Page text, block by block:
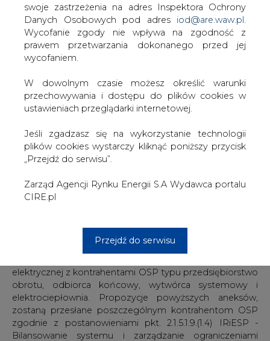
swoje zastrzeżenia na adres Inspektora Ochrony
Danych Osobowych pod adres iod@are.waw.pl
Wycofanie zgody nie wpływa na zgodność z
prawem przetwarzania dokonanego przed jej
wycofaniem.
W dowolnym czasie możesz określić warunki
przechowywania i dostępu do plików cookies w
ustawieniach przeglądarki internetowej.
Jeśli zgadzasz się na wykorzystanie technologii
plików cookies wystarczy kliknąć poniższy przycisk
„Przejdź do serwisu”.
Zarząd Agencji Rynku Energii S.A Wydawca portalu
CIRE.pl
Przejdź do serwisu
Operator Systemu Przesyłowego (OSP) informuje, że w
związku z wejściem w życie z dniem 1 lipca 2007 r. zmian
IRiESP w zakresie dotyczącym rozwiązań Rynku
Bilansującego, dokonanych w związku z wydzieleniem
rynku energii elektrycznej dla wszystkich odbiorców,
wprowadzonych Kartą aktualizacji nr B/3/2007 IRiESP -
Bilansowanie systemu i zarządzanie ograniczeniami
o świadczenie usług przesyłania energii elektrycznej z
kontrahentami OSP typu przedsiębiorstwo obrotu,
odbiorca końcowy, wytwórca systemowy i
aneksów zostały zamieszczone w dniu 29.06.2007 r. na
stronie internetowej OSP pod adresem
propozycje indywidualnych aneksów do zawartych
elektrycznej z kontrahentami OSP typu przedsiębiorstwo
obrotu, odbiorca końcowy, wytwórca systemowy i
elektrociepłownia. Propozycje powyższych aneksów,
zostaną przesłane poszczególnym kontrahentom OSP
zgodnie z postanowieniami pkt. 2.1.5.1.9.(1.4) IRiESP -
Bilansowanie systemu i zarządzanie ograniczeniami